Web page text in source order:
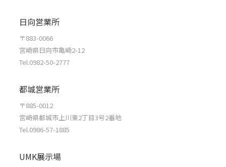
日向営業所
〒883-0066
宮崎県日向市亀崎2-12
Tel.0982-50-2777
都城営業所
〒885-0012
宮崎県都城市上川東2丁目3号2番地
Tel.0986-57-1885
UMK展示場